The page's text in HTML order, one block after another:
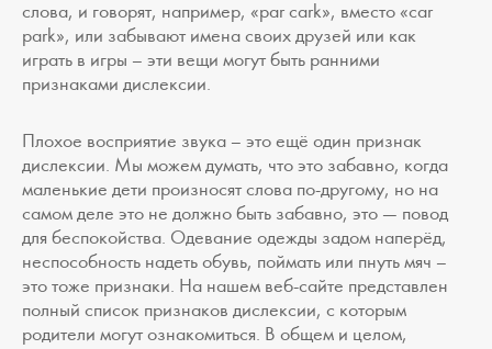
слова, и говорят, например, «par cark», вместо «car
park», или забывают имена своих друзей или как
играть в игры – эти вещи могут быть ранними
признаками дислексии.
Плохое восприятие звука – это ещё один признак
дислексии. Мы можем думать, что это забавно, когда
маленькие дети произносят слова по-другому, но на
самом деле это не должно быть забавно, это — повод
для беспокойства. Одевание одежды задом наперёд,
неспособность надеть обувь, поймать или пнуть мяч –
это тоже признаки. На нашем веб-сайте представлен
полный список признаков дислексии, с которым
родители могут ознакомиться. В общем и целом,